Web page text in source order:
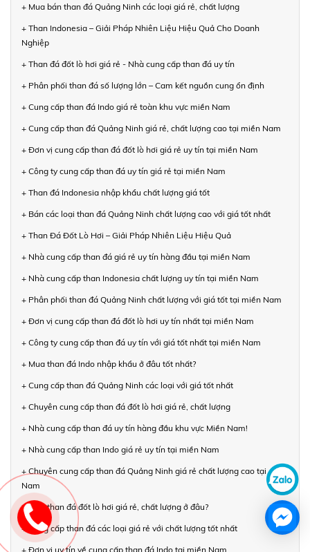
+ Mua bán than đá Quảng Ninh các loại giá rẻ, chất lượng
+ Than Indonesia – Giải Pháp Nhiên Liệu Hiệu Quả Cho Doanh
Nghiệp
+ Than đá đốt lò hơi giá rẻ - Nhà cung cấp than đá uy tín
+ Phân phối than đá số lượng lớn – Cam kết nguồn cung ổn định
+ Cung cấp than đá Indo giá rẻ toàn khu vực miền Nam
+ Cung cấp than đá Quảng Ninh giá rẻ, chất lượng cao tại miền Nam
+ Đơn vị cung cấp than đá đốt lò hơi giá rẻ uy tín tại miền Nam
+ Công ty cung cấp than đá uy tín giá rẻ tại miền Nam
+ Than đá Indonesia nhập khẩu chất lượng giá tốt
+ Bán các loại than đá Quảng Ninh chất lượng cao với giá tốt nhất
+ Than Đá Đốt Lò Hơi – Giải Pháp Nhiên Liệu Hiệu Quả
+ Nhà cung cấp than đá giá rẻ uy tín hàng đầu tại miền Nam
+ Nhà cung cấp than Indonesia chất lượng uy tín tại miền Nam
+ Phân phối than đá Quảng Ninh chất lượng với giá tốt tại miền Nam
+ Đơn vị cung cấp than đá đốt lò hơi uy tín nhất tại miền Nam
+ Công ty cung cấp than đá uy tín với giá tốt nhất tại miền Nam
+ Mua than đá Indo nhập khẩu ở đâu tốt nhất?
+ Cung cấp than đá Quảng Ninh các loại với giá tốt nhất
+ Chuyên cung cấp than đá đốt lò hơi giá rẻ, chất lượng
+ Nhà cung cấp than đá uy tín hàng đầu khu vực Miền Nam!
+ Nhà cung cấp than Indo giá rẻ uy tín tại miền Nam
+ Chuyên cung cấp than đá Quảng Ninh giá rẻ chất lượng cao tại miền
Nam
+ Mua than đá đốt lò hơi giá rẻ, chất lượng ở đâu?
+ Cung cấp than đá các loại giá rẻ với chất lượng tốt nhất
+ Đơn vị uy tín về cung cấp than đá Indo tại miền Nam